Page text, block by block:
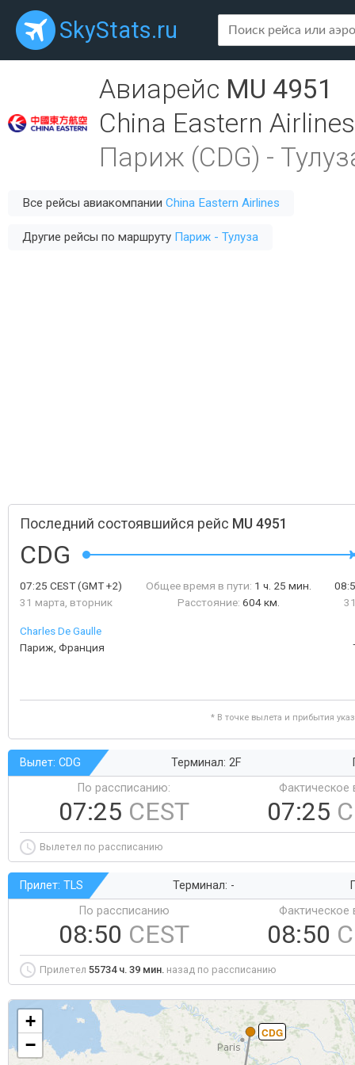
SkyStats.ru
Авиарейс MU 4951
China Eastern Airlines
Париж (CDG) -
Все рейсы авиакомпании China Eastern Airlines
Другие рейсы по маршруту Париж - Тулуза
Последний состоявшийся рейс MU 4951
CDG
07:25 CEST(GMT +2)
31 марта, вторник
Общее время в пути: 1 ч. 25 мин.
Расстояние: 604 км.
Charles De Gaulle
Париж, Франция
* В точке вылета и прибытия
Вылет: CDG Терминал: 2F
По рассписанию:
07:25 CEST
Фактическое
07:25
Вылетел по рассписанию
Прилет: TLS Терминал: -
По рассписанию
08:50 CEST
Фактическое
08:50
Прилетел 55734 ч. 39 мин. назад по рассписанию
CDG
+
−